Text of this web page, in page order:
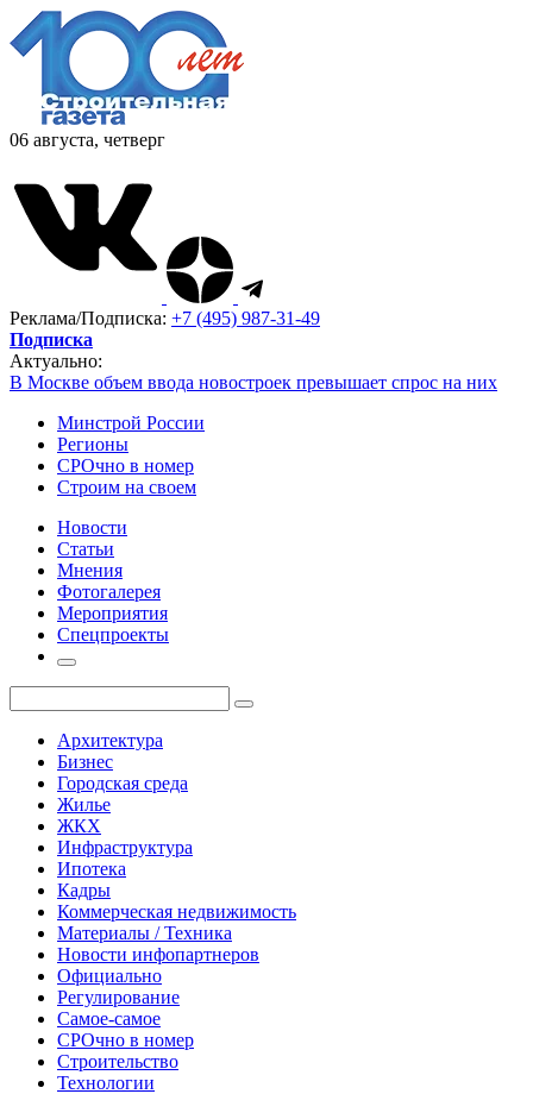
06 августа, четверг
Реклама/Подписка: +7 (495) 987-31-49
Подписка
Актуально:
В Москве объем ввода новостроек превышает спрос на них
Минстрой России
Регионы
СРОчно в номер
Строим на своем
Новости
Статьи
Мнения
Фотогалерея
Мероприятия
Спецпроекты
Архитектура
Бизнес
Городская среда
Жилье
ЖКХ
Инфраструктура
Ипотека
Кадры
Коммерческая недвижимость
Материалы / Техника
Новости инфопартнеров
Официально
Регулирование
Самое-самое
СРОчно в номер
Строительство
Технологии